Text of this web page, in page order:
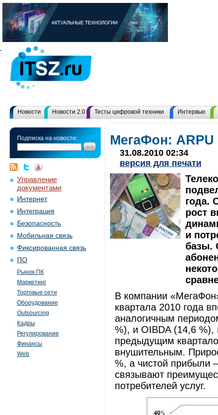
Новости Новости 2.0 Тесты цифровой техники Интервью
Подписка на новости:
Управление
документами
Интернет
Интеграция
Безопасность
Мобильная связь
Фиксированная связь
ПО
Рынок ПК
Маркетинг
Торговые сети
Оборудование
Outsourcing
Кадры
Регулирование
Финансы
Web
МегаФон: ARPU
31.08.2010 02:34
версия для печати
года.
рост
и
базы.
В компании
квартала 2010 года
аналогичным
%), и OIBDA (14,6 %),
предыдущим
внушительным.
%, а чистой прибыли
связывают
потребителей услуг.